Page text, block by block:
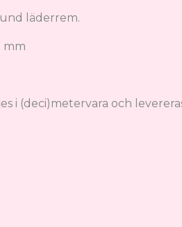
läderrem.
mm
i (deci)metervara och